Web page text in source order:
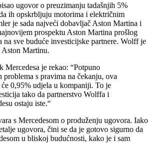
ugovor o preuzimanju tadašnjih 5%
ih opskrbljuju motorima i električnim
je sada najveći dobavljač Aston Martina i
prospektu Aston Martina prošlog
na sve buduće investicijske partnere. Wolff je
Martinu.
Mercedesa je rekao: “Potpuno
problema s pravima na čekanju, ova
0,95% udjela u kompaniji. To je
tako da partnerstvo Wolffa i
ostaju iste.“
s Mercedesom o produženju ugovora. Iako
ugovora, čini se da je gotovo sigurno da
u bliskoj budućnosti, kako je i sam